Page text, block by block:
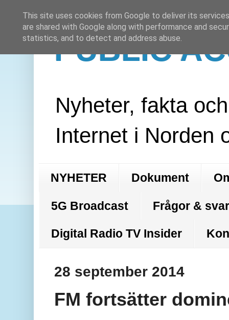
PUBLIC
Nyheter, fakta
Internet i Norden
NYHETER Dokument
5G Broadcast Frågor &
Digital Radio TV Insider
28 september 2014
FM fortsätter
This site uses cookies from Google to deliver its
are shared with Google along with performance and
statistics, and to detect and address abuse.